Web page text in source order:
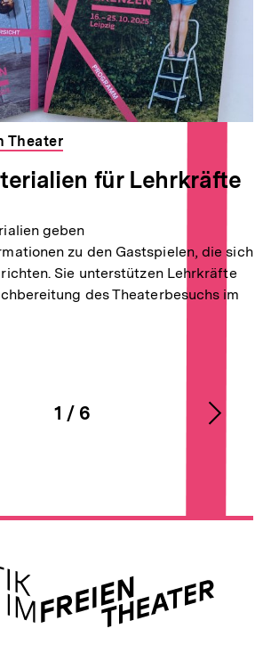
Theater
für Lehrkräfte
geben
zu den Gastspielen, die sich
Sie unterstützen Lehrkräfte
des Theaterbesuchs im
Karussellinhalt
1
von
/ 6